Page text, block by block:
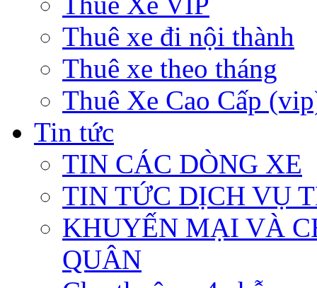
Thuê xe đi nội thành
Thuê xe theo tháng
Thuê Xe Cao Cấp
Tin tức
TIN CÁC DÒNG XE
TIN TỨC DỊCH VỤ
KHUYẾN MẠI VÀ
QUÂN